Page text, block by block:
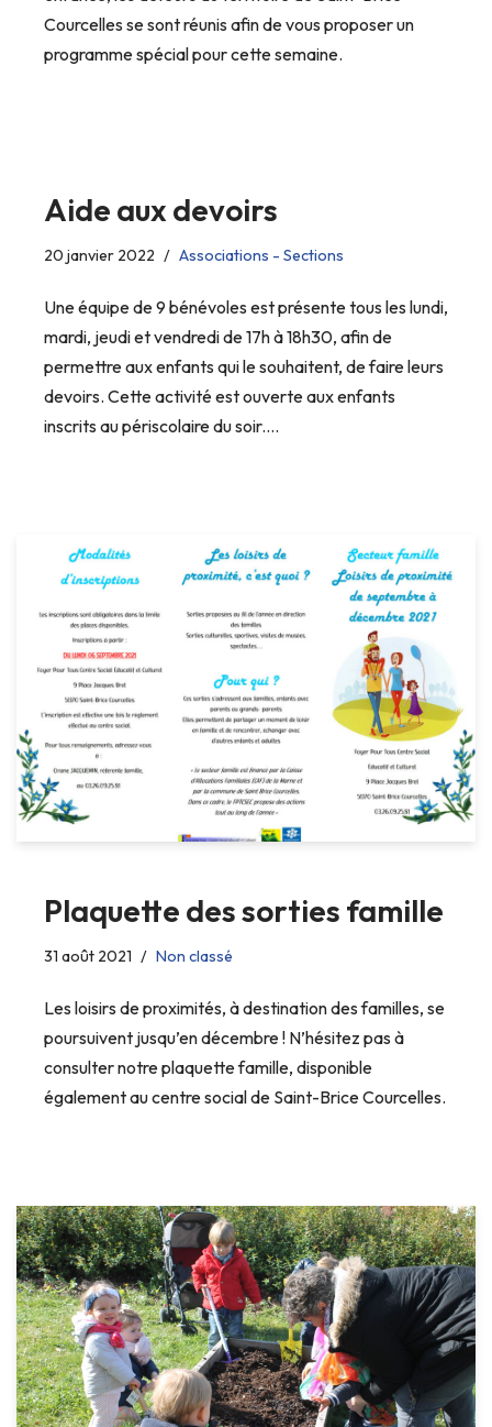
Courcelles se sont réunis afin de vous proposer un
programme spécial pour cette semaine.
Aide aux devoirs
20 janvier 2022 Associations - Sections
Une équipe de 9 bénévoles est présente tous les lundi,
mardi, jeudi et vendredi de 17h à 18h30, afin de
permettre aux enfants qui le souhaitent, de faire leurs
devoirs. Cette activité est ouverte aux enfants
inscrits au périscolaire du soir.…
Plaquette des sorties famille
31 août 2021 Non classé
Les loisirs de proximités, à destination des familles, se
poursuivent jusqu’en décembre ! N’hésitez pas à
consulter notre plaquette famille, disponible
également au centre social de Saint-Brice Courcelles.